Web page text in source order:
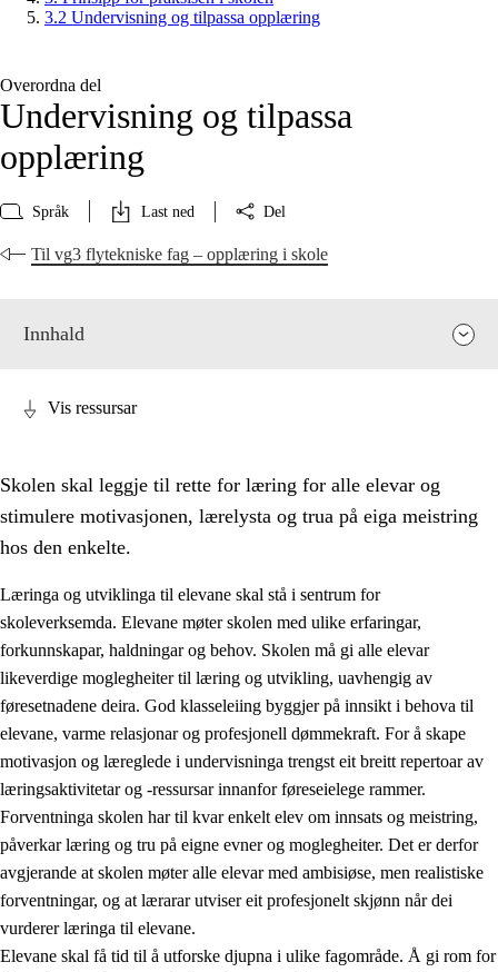
3.2 Undervisning og tilpassa opplæring
Overordna del
Undervisning og tilpassa
opplæring
Språk Last ned Del
Til vg3 flytekniske fag – opplæring i skole
Innhald
3. Prinsipp for praksisen i skolen
3.1 Eit inkluderande læringsmiljø
3.2 Undervisning og tilpassa opplæring
3.3 Samarbeid mellom heim og skole
3.4 Opplæring i lærebedrift og arbeidsliv
Vis ressursar
Skolen skal leggje til rette for læring for alle elevar og
stimulere motivasjonen, lærelysta og trua på eiga meistring
hos den enkelte.
Læringa og utviklinga til elevane skal stå i sentrum for
skoleverksemda. Elevane møter skolen med ulike erfaringar,
forkunnskapar, haldningar og behov. Skolen må gi alle elevar
likeverdige moglegheiter til læring og utvikling, uavhengig av
føresetnadene deira. God klasseleiing byggjer på innsikt i behova til
elevane, varme relasjonar og profesjonell dømmekraft. For å skape
motivasjon og læreglede i undervisninga trengst eit breitt repertoar av
læringsaktivitetar og -ressursar innanfor føreseielege rammer.
Forventninga skolen har til kvar enkelt elev om innsats og meistring,
påverkar læring og tru på eigne evner og moglegheiter. Det er derfor
avgjerande at skolen møter alle elevar med ambisiøse, men realistiske
forventningar, og at lærarar utviser eit profesjonelt skjønn når dei
vurderer læringa til elevane.
Elevane skal få tid til å utforske djupna i ulike fagområde. Å gi rom for